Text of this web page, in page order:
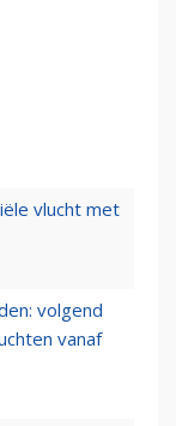
vlucht met
volgend
vanaf